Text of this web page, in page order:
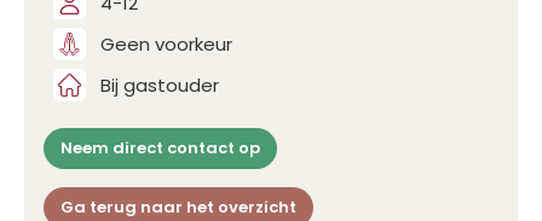
Geen voorkeur
Bij gastouder
Neem direct contact op
Ga terug naar het overzicht